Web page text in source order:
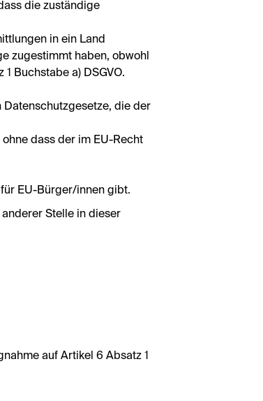
die zuständige
in ein Land
zugestimmt haben, obwohl
Buchstabe a) DSGVO.
Datenschutzgesetze, die der
dass der im EU-Recht
EU-Bürger/innen gibt.
Stelle in dieser
auf Artikel 6 Absatz 1